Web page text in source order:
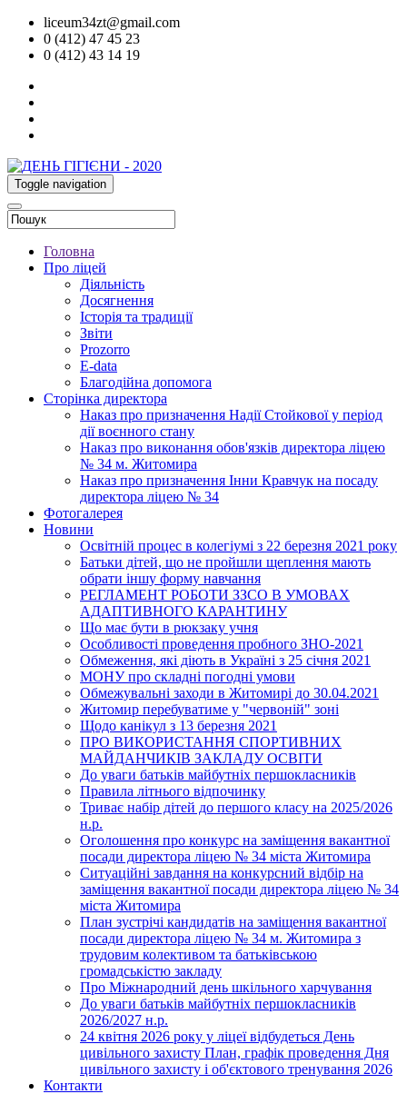
liceum34zt@gmail.com
0 (412) 47 45 23
0 (412) 43 14 19
Toggle navigation
Головна
Про ліцей
Діяльність
Досягнення
Історія та традиції
Звіти
Prozorro
E-data
Благодійна допомога
Сторінка директора
Наказ про призначення Надії Стойкової у період
дії воєнного стану
Наказ про виконання обов'язків директора ліцею
№ 34 м. Житомира
Наказ про призначення Інни Кравчук на посаду
директора ліцею № 34
Фотогалерея
Новини
Освітній процес в колегіумі з 22 березня 2021 року
Батьки дітей, що не пройшли щеплення мають
обрати іншу форму навчання
РЕГЛАМЕНТ РОБОТИ ЗЗСО В УМОВАХ
АДАПТИВНОГО КАРАНТИНУ
Що має бути в рюкзаку учня
Особливості проведення пробного ЗНО-2021
Обмеження, які діють в Україні з 25 січня 2021
МОНУ про складні погодні умови
Обмежувальні заходи в Житомирі до 30.04.2021
Житомир перебуватиме у "червоній" зоні
Щодо канікул з 13 березня 2021
ПРО ВИКОРИСТАННЯ СПОРТИВНИХ
МАЙДАНЧИКІВ ЗАКЛАДУ ОСВІТИ
До уваги батьків майбутніх першокласників
Правила літнього відпочинку
Триває набір дітей до першого класу на 2025/2026
н.р.
Оголошення про конкурс на заміщення вакантної
посади директора ліцею № 34 міста Житомира
Ситуаційні завдання на конкурсний відбір на
заміщення вакантної посади директора ліцею № 34
міста Житомира
План зустрічі кандидатів на заміщення вакантної
посади директора ліцею № 34 м. Житомира з
трудовим колективом та батьківською
громадськістю закладу
Про Міжнародний день шкільного харчування
До уваги батьків майбутніх першокласників
2026/2027 н.р.
24 квітня 2026 року у ліцеї відбудеться День
цивільного захисту План, графік проведення Дня
цивільного захисту і об'єктового тренування 2026
Контакти